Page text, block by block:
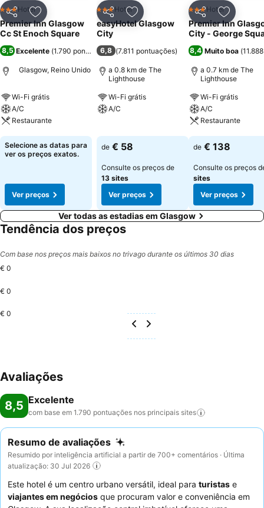
PartilharAdicionar aos favoritos
3 Estrelas
Hotel
Premier Inn Glasgow
Cc St Enoch Square
8,5 Excelente (1.790 pontuações)
Glasgow, Reino Unido
Wi-Fi grátis
A/C
Restaurante
Ver preços
Selecione as datas para
ver os preços exatos.
Ver preços
PartilharAdicionar aos favoritos
3 Estrelas
Hotel
easyHotel Glasgow
City
6,8 (7.811 pontuações)
a 0.8 km de The
Lighthouse
Wi-Fi grátis
A/C
de € 58
Consulte os preços de
13 sites
Ver preços
Partilhar
3 Estrelas
Hotel
Premier Inn
City - George
8,4 Muito boa (
a 0.7 km de The
Lighthouse
Wi-Fi grátis
A/C
Restaurante
Ver preços
de € 138
Consulte os preços
sites
Ver preços
Ver todas as estadias em Glasgow
Tendência dos preços
Com base nos preços mais baixos no trivago durante os últimos 30 dias
€ 0
€ 0
€ 0
Avaliações
8,5 Excelente
com base em 1.790 pontuações nos principais sites
Resumo de avaliações
Resumido por inteligência artificial a partir de 700+ comentários · Última
atualização: 30 Jul 2026
Este hotel é um centro urbano versátil, ideal para turistas e
viajantes em negócios que procuram valor e conveniência em